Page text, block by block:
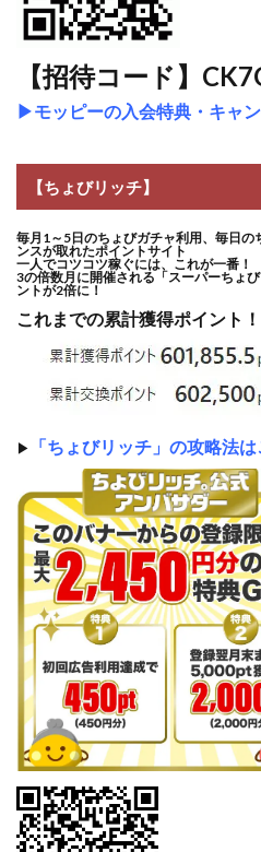
【招待コード】
▶モッピーの入会特典・キャン
【ちょびリッチ】
毎月1～5日のちょびガチャ利用、毎日の
ンスが取れたポイントサイト
一人でコツコツ稼ぐには、これが一番！
3の倍数月に開催される「スーパーちょ
ントが2倍に！
これまでの累計獲得ポイント！
▶ 「ちょびリッチ」の攻略法